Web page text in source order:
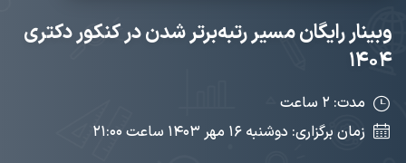
وبینار رایگان مسیر رتبه‌برتر شدن در کنکور دکتری
۱۴۰۴
مدت: ۲ ساعت
زمان برگزاری: دوشنبه ۱۶ مهر ۱۴۰۳‌ ساعت ۲۱:۰۰